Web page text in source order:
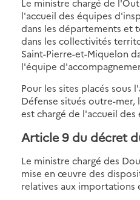
l'accueil des équipes
dans les départements
dans les collectivités
Saint-Pierre-et-Miquelon
l'équipe
Pour les sites placés
Défense situés outre-
est chargé de l'accueil
Article 9 du décret
Le ministre chargé des
mise en œuvre des
relatives aux importations